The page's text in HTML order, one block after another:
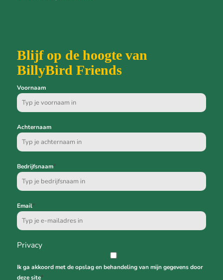
Blijf op de hoogte van
BillyBird Friends
Voornaam
Achternaam
Bedrijfsnaam*
Email*
Privacy
Ik ga akkoord met de opslag en behandeling van mijn gegevens door
deze site*